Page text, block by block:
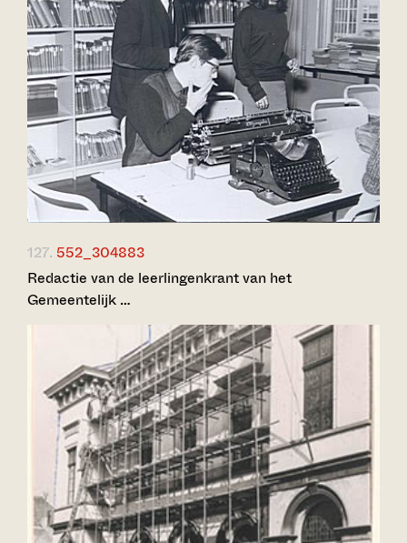
127. 552_304883
Redactie van de leerlingenkrant van het
Gemeentelijk …